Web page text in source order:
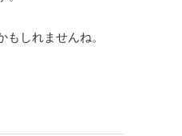
しれませんね。